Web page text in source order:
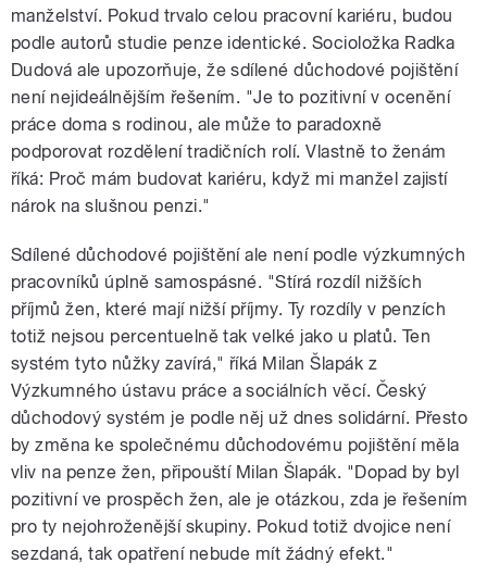
manželství. Pokud trvalo celou pracovní kariéru, budou
podle autorů studie penze identické. Socioložka Radka
Dudová ale upozorňuje, že sdílené důchodové pojištění
není nejideálnějším řešením. "Je to pozitivní v ocenění
práce doma s rodinou, ale může to paradoxně
podporovat rozdělení tradičních rolí. Vlastně to ženám
říká: Proč mám budovat kariéru, když mi manžel zajistí
nárok na slušnou penzi."
Sdílené důchodové pojištění ale není podle výzkumných
pracovníků úplně samospásné. "Stírá rozdíl nižších
příjmů žen, které mají nižší příjmy. Ty rozdíly v penzích
totiž nejsou percentuelně tak velké jako u platů. Ten
systém tyto nůžky zavírá," říká Milan Šlapák z
Výzkumného ústavu práce a sociálních věcí. Český
důchodový systém je podle něj už dnes solidární. Přesto
by změna ke společnému důchodovému pojištění měla
vliv na penze žen, připouští Milan Šlapák. "Dopad by byl
pozitivní ve prospěch žen, ale je otázkou, zda je řešením
pro ty nejohroženější skupiny. Pokud totiž dvojice není
sezdaná, tak opatření nebude mít žádný efekt."